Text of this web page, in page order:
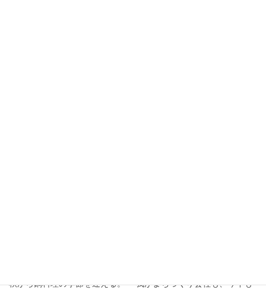
秋から鍋料理の季節を迎える。 我がまちづくり会社も、今年も